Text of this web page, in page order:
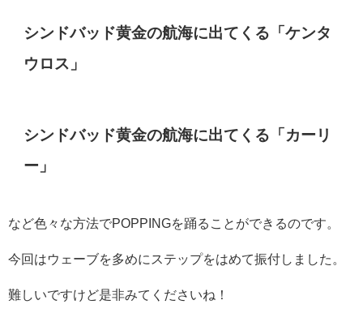
シンドバッド黄金の航海に出てくる「ケンタ
ウロス」
シンドバッド黄金の航海に出てくる「カーリ
ー」
など色々な方法でPOPPINGを踊ることができるのです。
今回はウェーブを多めにステップをはめて振付しました。
難しいですけど是非みてくださいね！